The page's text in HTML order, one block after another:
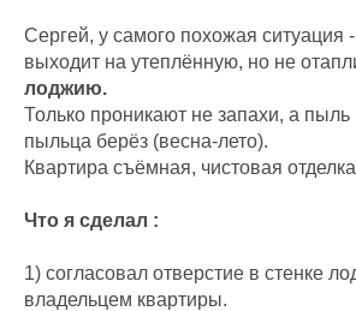
Сергей, у самого похожая ситуация
выходит на утеплённую, но не
лоджию.
Только проникают не запахи, а пыль
пыльца берёз (весна-лето).
Квартира съёмная, чистовая
Что я сделал :
1) согласовал отверстие в стенке
владельцем квартиры.